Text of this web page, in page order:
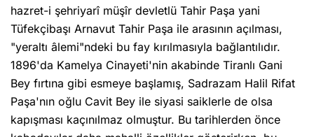
hazret-i şehriyarî müşîr devletlü Tahir Paşa yani
Tüfekçibaşı Arnavut Tahir Paşa ile arasının açılması,
"yeraltı âlemi"ndeki bu fay kırılmasıyla bağlantılıdır.
1896'da Kamelya Cinayeti'nin akabinde Tiranlı Gani
Bey fırtına gibi esmeye başlamış, Sadrazam Halil Rifat
Paşa'nın oğlu Cavit Bey ile siyasi saiklerle de olsa
kapışması kaçınılmaz olmuştur. Bu tarihlerden önce